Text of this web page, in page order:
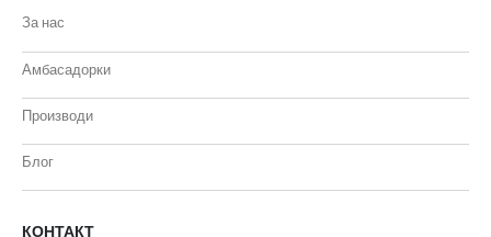
За нас
Амбасадорки
Производи
Блог
КОНТАКТ